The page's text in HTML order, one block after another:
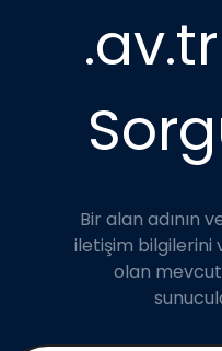
Bir alan adının
iletişim bilgilerini
olan